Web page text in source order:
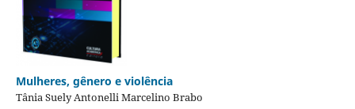
Mulheres, gênero e violência
Tânia Suely Antonelli Marcelino Brabo